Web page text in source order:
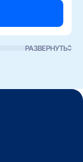
РАЗВЕРНУТЬ